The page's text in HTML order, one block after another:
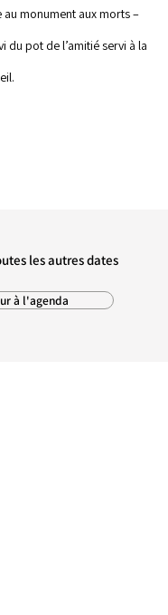
monument aux morts –
du pot de l’amitié servi à la
les autres dates
à l'agenda